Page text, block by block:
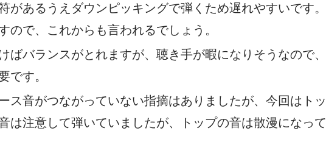
があるうえダウンピッキングで弾くため遅れやすいです。
ので、これからも言われるでしょう。
ばバランスがとれますが、聴き手が暇になりそうなので、
です。
ス音がつながっていない指摘はありましたが、今回はトッ
は注意して弾いていましたが、トップの音は散漫になって